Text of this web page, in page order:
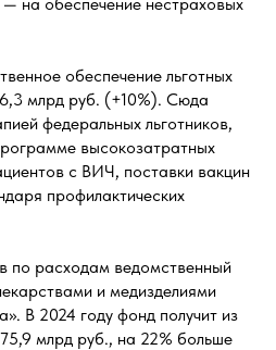
обеспечение льготных
млрд руб. (+10%). Сюда
федеральных льготников,
высокозатратных
с ВИЧ, поставки вакцин
профилактических
по расходам ведомственный
и медизделиями
В 2024 году фонд получит из
млрд руб., на 22% больше